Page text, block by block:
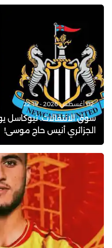
02 أغسطس 2026 - 22:14
سوق الانتقالات: نيوكاسل
الجزائري أنيس حاج موسى!